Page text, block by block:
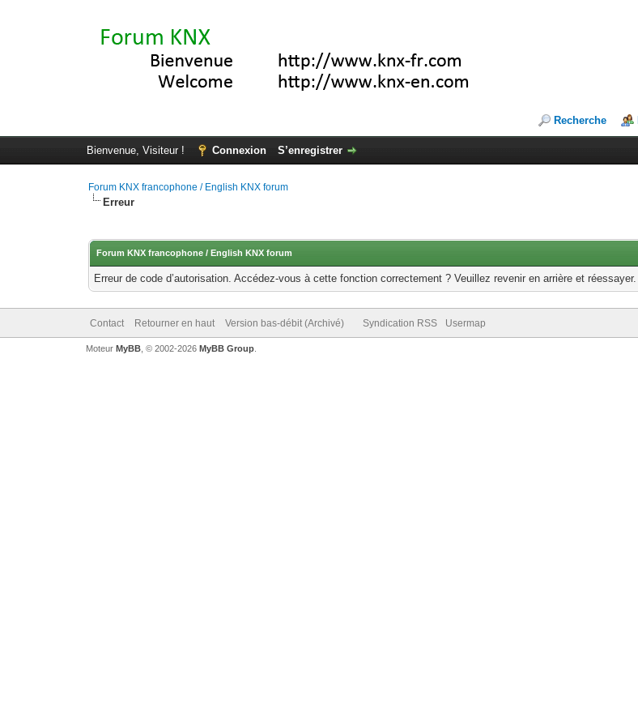
Recherche
Bienvenue, Visiteur ! Connexion S’enregistrer
Forum KNX francophone / English KNX forum
Erreur
Forum KNX francophone / English KNX forum
Erreur de code d’autorisation. Accédez-vous à cette fonction correctement ? Veuillez revenir en arrière et réessayer.
Contact Retourner en haut Version bas-débit (Archivé) Syndication RSS Usermap
Moteur MyBB, © 2002-2026 MyBB Group.